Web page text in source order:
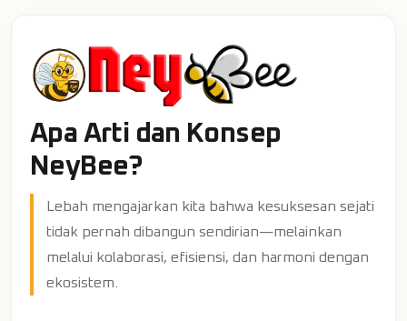
Apa Arti dan Konsep
NeyBee?
Lebah mengajarkan kita bahwa kesuksesan sejati
tidak pernah dibangun sendirian—melainkan
melalui kolaborasi, efisiensi, dan harmoni dengan
ekosistem.